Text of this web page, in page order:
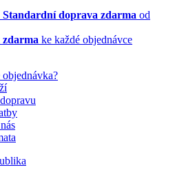
doprava zdarma od
zdarma ke každé objednávce